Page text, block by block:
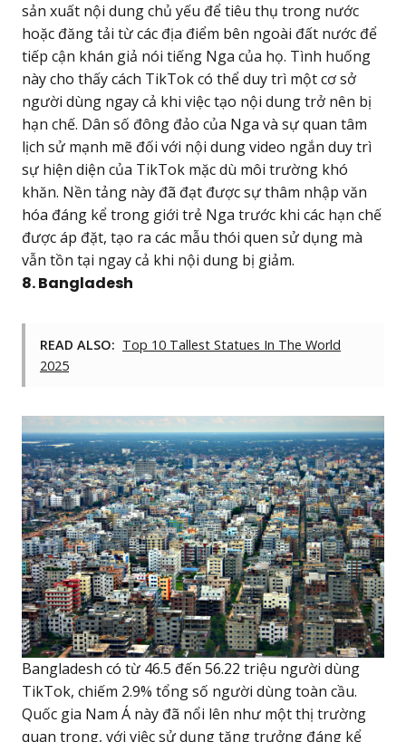
sản xuất nội dung chủ yếu để tiêu thụ trong nước
hoặc đăng tải từ các địa điểm bên ngoài đất nước để
tiếp cận khán giả nói tiếng Nga của họ. Tình huống
này cho thấy cách TikTok có thể duy trì một cơ sở
người dùng ngay cả khi việc tạo nội dung trở nên bị
hạn chế. Dân số đông đảo của Nga và sự quan tâm
lịch sử mạnh mẽ đối với nội dung video ngắn duy trì
sự hiện diện của TikTok mặc dù môi trường khó
khăn. Nền tảng này đã đạt được sự thâm nhập văn
hóa đáng kể trong giới trẻ Nga trước khi các hạn chế
được áp đặt, tạo ra các mẫu thói quen sử dụng mà
vẫn tồn tại ngay cả khi nội dung bị giảm.
8. Bangladesh
READ ALSO: Top 10 Tallest Statues In The World
2025
Bangladesh có từ 46.5 đến 56.22 triệu người dùng
TikTok, chiếm 2.9% tổng số người dùng toàn cầu.
Quốc gia Nam Á này đã nổi lên như một thị trường
quan trọng, với việc sử dụng tăng trưởng đáng kể